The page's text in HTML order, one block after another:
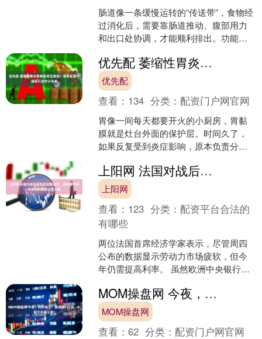
肠道像一条缓慢运转的“传送带”，食物经
过消化后，需要靠肠道推动、腹部用力
和出口处协调，才能顺利排出。功能性
而是在没有明显器质性.... 优先配 萎缩性胃炎有哪些常见表现？胃部反复不适别只当作小毛病
优先配
查看： 134 分类：配资门户网官网
胃像一间每天都要开火的小厨房，胃黏
膜就是灶台外面的保护层。时间久了，
如果反复受到炎症影响，原本负责分泌
这便是萎缩性胃炎常见.... 上阳网 法国对战后局势的观察显示，美联储和欧洲央行的政策出现分歧
上阳网
查看： 123 分类：配资平台合法的
有哪些
两位法国首席经济学家表示，尽管周四
公布的数据显示劳动力市场疲软，但今
年仍需提高利率。 虽然欧洲中央银行据
法国并不急于收紧货币政.... MOM操盘网 今夜，利好来了！暴增超622倍，A股大牛股公告！
MOM操盘网
查看：62 分类：配资门户网官网